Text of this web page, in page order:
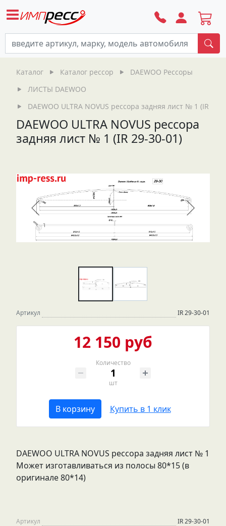
Каталог Каталог рессор
DAEWOO Рессоры
ЛИСТЫ DAEWOO
DAEWOO ULTRA NOVUS рессора задняя лист № 1 (IR 29-
DAEWOO ULTRA NOVUS рессора
задняя лист № 1 (IR 29-30-01)
Артикул IR 29-30-01
12 150 руб
Количество
шт
В корзину Купить в 1 клик
DAEWOO ULTRA NOVUS рессора задняя лист № 1
Может изготавливаться из полосы 80*15 (в
оригинале 80*14)
Артикул
IR 29-30-01